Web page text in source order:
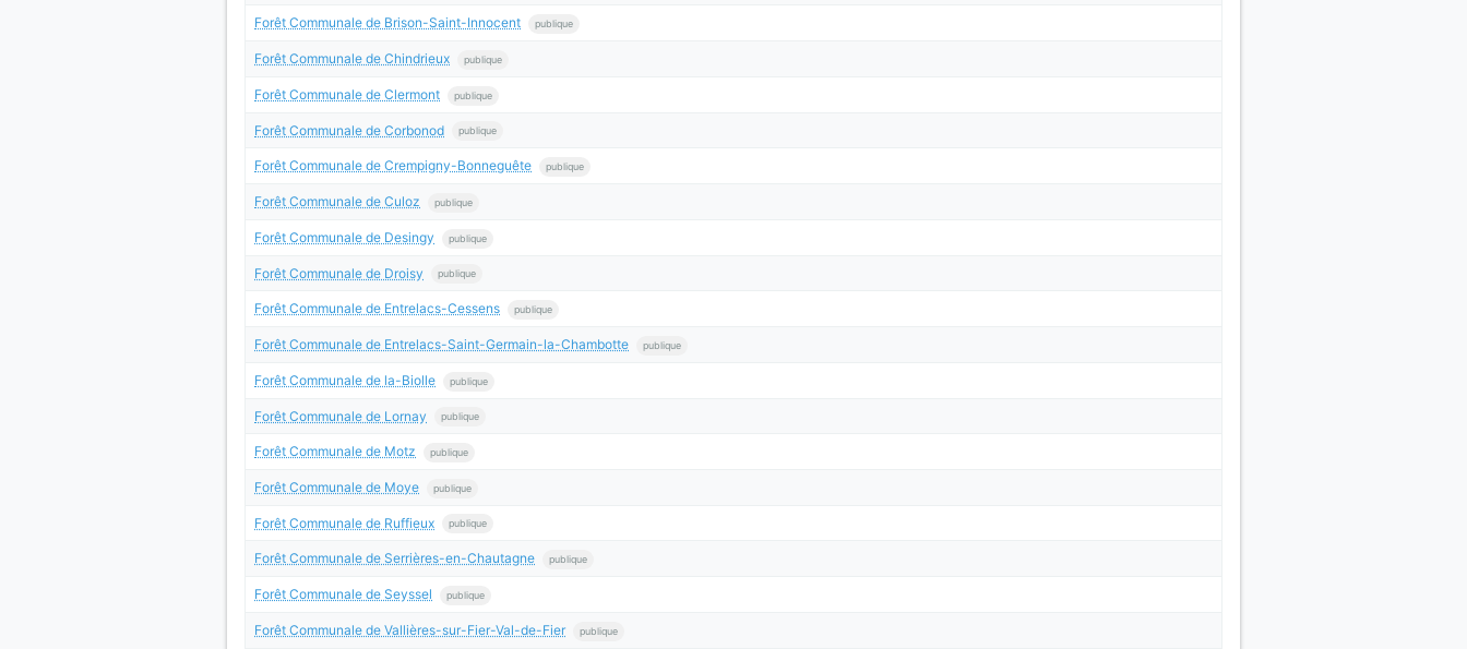
Forêt Communale de Brison-Saint-Innocent publique
Forêt Communale de Chindrieux publique
Forêt Communale de Clermont publique
Forêt Communale de Corbonod publique
Forêt Communale de Crempigny-Bonneguête publique
Forêt Communale de Culoz publique
Forêt Communale de Desingy publique
Forêt Communale de Droisy publique
Forêt Communale de Entrelacs-Cessens publique
Forêt Communale de Entrelacs-Saint-Germain-la-Chambotte publique
Forêt Communale de la-Biolle publique
Forêt Communale de Lornay publique
Forêt Communale de Motz publique
Forêt Communale de Moye publique
Forêt Communale de Ruffieux publique
Forêt Communale de Serrières-en-Chautagne publique
Forêt Communale de Seyssel publique
Forêt Communale de Vallières-sur-Fier-Val-de-Fier publique